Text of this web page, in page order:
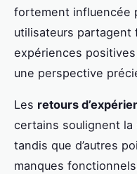
fortement influencée
utilisateurs partagent
expériences
une perspective
Les retours
certains soulignent la
tandis que d’autres
manques